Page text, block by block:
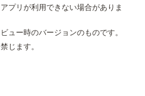
プリが利用できない場合がありま
ュー時のバージョンのものです。
じます。